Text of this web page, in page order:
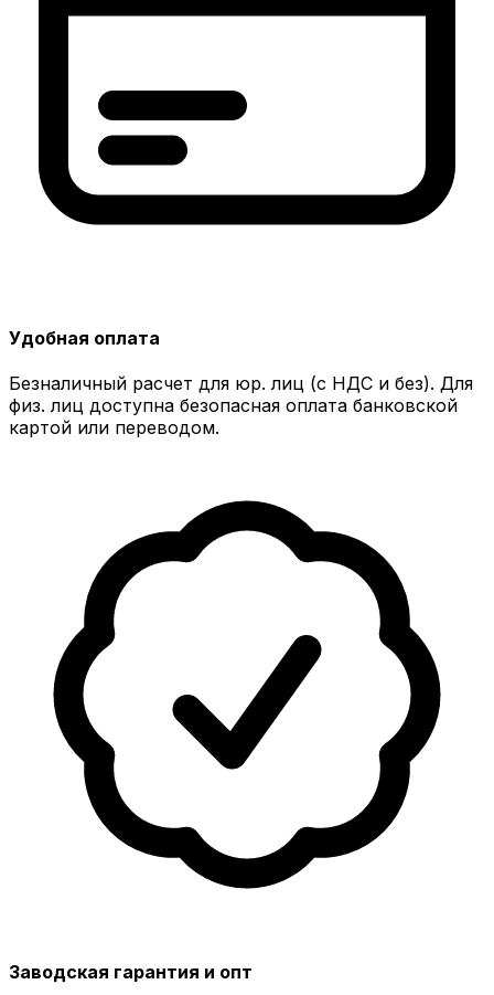
Удобная оплата
Безналичный расчет для юр. лиц (с НДС и без). Для
физ. лиц доступна безопасная оплата банковской
картой или переводом.
Заводская гарантия и опт